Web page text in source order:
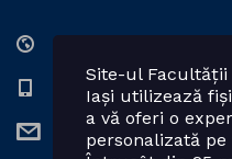
0232 201328; 0232
Site-ul Facultății
Iași utilizează
a vă oferi o
personalizată pe